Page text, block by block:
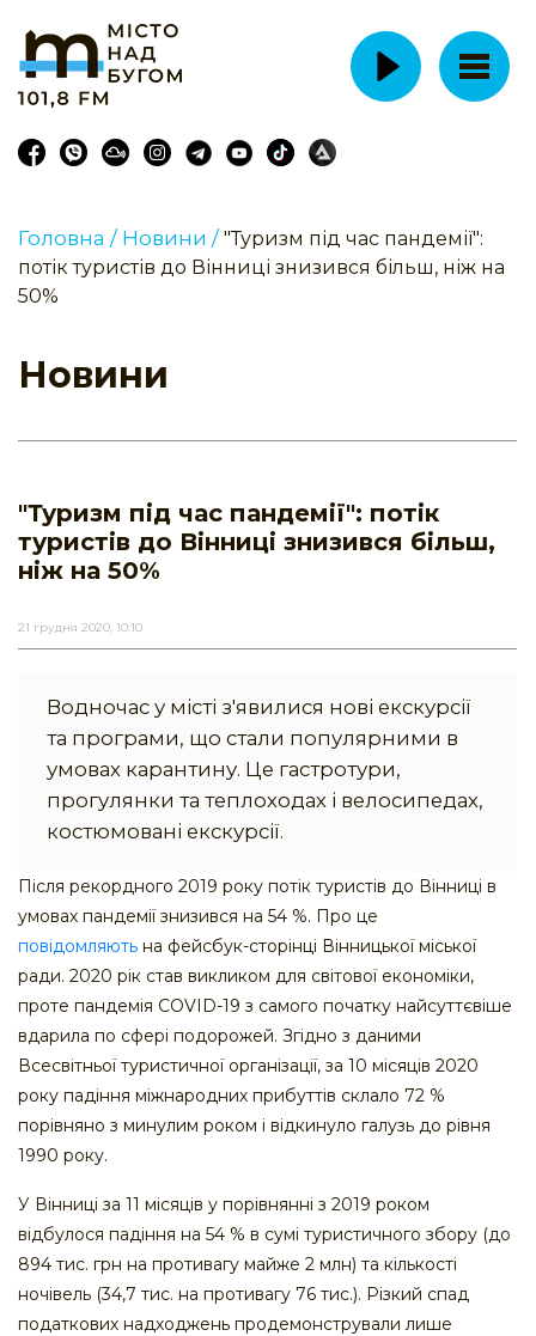
Головна / Новини / "Туризм під час пандемії":
потік туристів до Вінниці знизився більш, ніж на
50%
Новини
"Туризм під час пандемії": потік
туристів до Вінниці знизився більш,
ніж на 50%
21 грудня 2020, 10:10
Водночас у місті з'явилися нові екскурсії
та програми, що стали популярними в
умовах карантину. Це гастротури,
прогулянки та теплоходах і велосипедах,
костюмовані екскурсії.
Після рекордного 2019 року потік туристів до Вінниці в
умовах пандемії знизився на 54 %. Про це
повідомляють на фейсбук-сторінці Вінницької міської
ради. 2020 рік став викликом для світової економіки,
проте пандемія COVID-19 з самого початку найсуттєвіше
вдарила по сфері подорожей. Згідно з даними
Всесвітньої туристичної організації, за 10 місяців 2020
року падіння міжнародних прибуттів склало 72 %
порівняно з минулим роком і відкинуло галузь до рівня
1990 року.
У Вінниці за 11 місяців у порівнянні з 2019 роком
відбулося падіння на 54 % в сумі туристичного збору (до
894 тис. грн на противагу майже 2 млн) та кількості
ночівель (34,7 тис. на противагу 76 тис.). Різкий спад
податкових надходжень продемонстрували лише